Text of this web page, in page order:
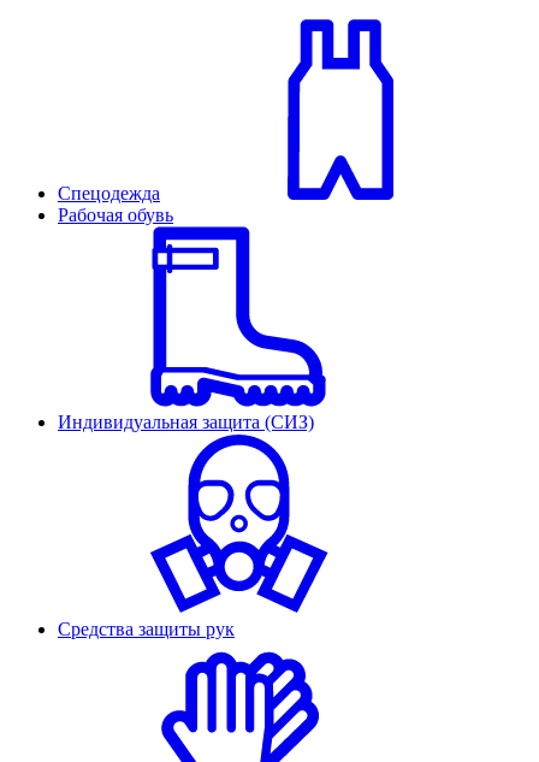
Спецодежда
Рабочая обувь
Индивидуальная защита (СИЗ)
Средства защиты рук